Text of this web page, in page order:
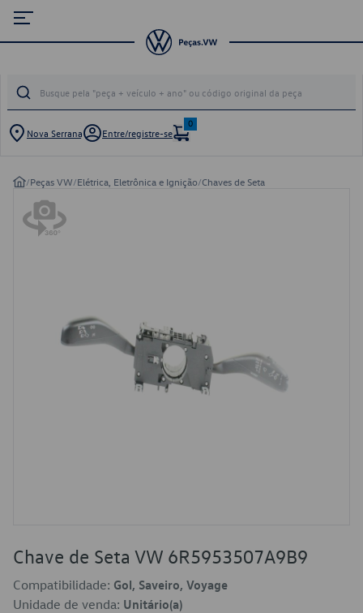
Nova Serrana Entre/registre-se
0
/Peças VW/Elétrica, Eletrônica e Ignição/Chaves de Seta
Chave de Seta VW 6R5953507A9B9
Compatibilidade: Gol, Saveiro, Voyage
Unidade de venda: Unitário(a)